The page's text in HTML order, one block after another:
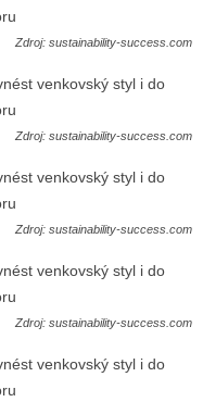
Zdroj: sustainability-success.com
Zdroj: sustainability-success.com
Zdroj: sustainability-success.com
Zdroj: sustainability-success.com